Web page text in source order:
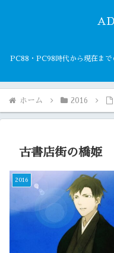
PC88・PC98時代から現在ま
ホーム 2016
古書店街の橋姫
2016